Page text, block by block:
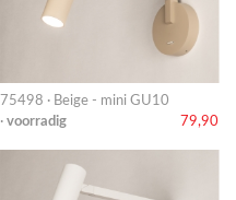
75498 · Beige - mini GU10
· voorradig 79,90